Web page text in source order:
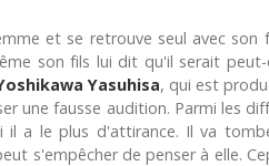
et se retrouve seul avec son
son fils lui dit qu'il serait
Yasuhisa, qui est
une fausse audition. Parmi les
il a le plus d'attirance. Il va
s'empêcher de penser à elle.